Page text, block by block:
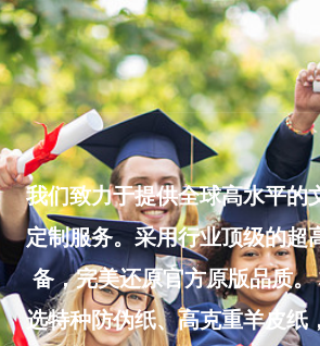
Skip
to
content
我们致力于提供全球高水平的
定制服务。采用行业顶级的超
备，完美还原官方原版品质。
选特种防伪纸、高克重羊皮纸